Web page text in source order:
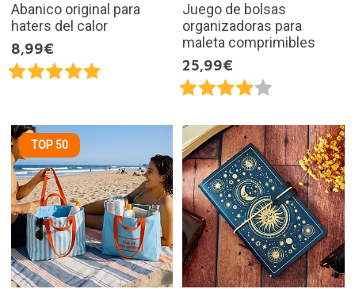
Abanico original para
haters del calor
8,99€
Juego de bolsas
organizadoras para
maleta comprimibles
25,99€
TOP 50